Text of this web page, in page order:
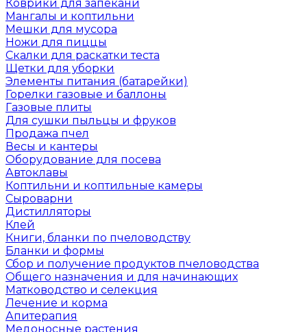
Коврики для запекани
Мангалы и коптильни
Мешки для мусора
Ножи для пиццы
Скалки для раскатки теста
Щетки для уборки
Элементы питания (батарейки)
Горелки газовые и баллоны
Газовые плиты
Для сушки пыльцы и фруков
Продажа пчел
Весы и кантеры
Оборудование для посева
Автоклавы
Коптильни и коптильные камеры
Сыроварни
Дистилляторы
Клей
Книги, бланки по пчеловодству
Бланки и формы
Сбор и получение продуктов пчеловодства
Общего назначения и для начинающих
Матководство и селекция
Лечение и корма
Апитерапия
Медоносные растения